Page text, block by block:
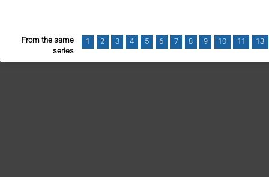
From the same
series
1 2 3 4 5 6 7 8 9 10 11 13